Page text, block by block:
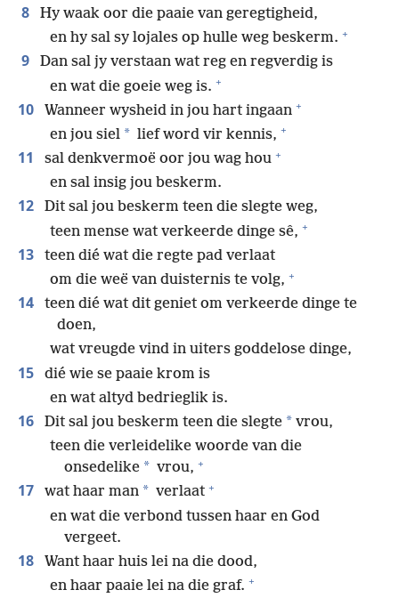
8
Hy waak oor die paaie van geregtigheid,
en hy sal sy lojales op hulle weg beskerm. +
9
Dan sal jy verstaan wat reg en regverdig is
en wat die goeie weg is. +
10 Wanneer wysheid in jou hart ingaan +
en jou siel * lief word vir kennis, +
11 sal denkvermoë oor jou wag hou +
en sal insig jou beskerm.
12
Dit sal jou beskerm teen die slegte weg,
teen mense wat verkeerde dinge sê, +
13
teen dié wat die regte pad verlaat
om die weë van duisternis te volg, +
14
teen dié wat dit geniet om verkeerde dinge te
doen,
wat vreugde vind in uiters goddelose dinge,
15
dié wie se paaie krom is
en wat altyd bedrieglik is.
16 Dit sal jou beskerm teen die slegte * vrou,
teen die verleidelike woorde van die
onsedelike * vrou, +
17 wat haar man * verlaat +
en wat die verbond tussen haar en God
vergeet.
18
Want haar huis lei na die dood,
en haar paaie lei na die graf. +